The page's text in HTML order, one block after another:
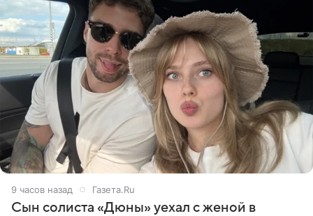
9 часов назад Газета.Ru
Сын солиста «Дюны» уехал с женой в